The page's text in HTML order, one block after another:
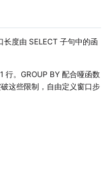
长度由 SELECT 子句中的函
行。GROUP BY 配合哑函数
这些限制，自由定义窗口步